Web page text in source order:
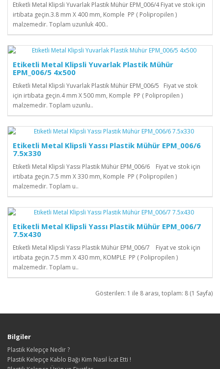
Etiketli Metal Klipsli Yuvarlak Plastik Mühür EPM_006/4 Fiyat ve stok için
irtibata geçin.3.8 mm X 400 mm, Komple PP ( Polipropilen )
malzemedir. Toplam uzunluk 400..
Etiketli Metal Klipsli Yuvarlak Plastik Mühür
EPM_006/5 4x500
Etiketli Metal Klipsli Yuvarlak Plastik Mühür EPM_006/5 Fiyat ve stok
için irtibata geçin.4 mm X 500 mm, Komple PP ( Polipropilen )
malzemedir. Toplam uzunlu..
Etiketli Metal Klipsli Yassı Plastik Mühür EPM_006/6
7.5x330
Etiketli Metal Klipsli Yassı Plastik Mühür EPM_006/6 Fiyat ve stok için
irtibata geçin.7.5 mm X 330 mm, Komple PP ( Polipropilen )
malzemedir. Toplam u..
Etiketli Metal Klipsli Yassı Plastik Mühür EPM_006/7
7.5x430
Etiketli Metal Klipsli Yassı Plastik Mühür EPM_006/7 Fiyat ve stok için
irtibata geçin.7.5 mm X 430 mm, KOMPLE PP ( Polipropilen )
malzemedir. Toplam u..
Gösterilen: 1 ile 8 arası, toplam: 8 (1 Sayfa)
Bilgiler
Plastik Kelepçe Nedir ?
Plastik Kelepçe Kablo Bağı Kim Nasıl İcat Etti !